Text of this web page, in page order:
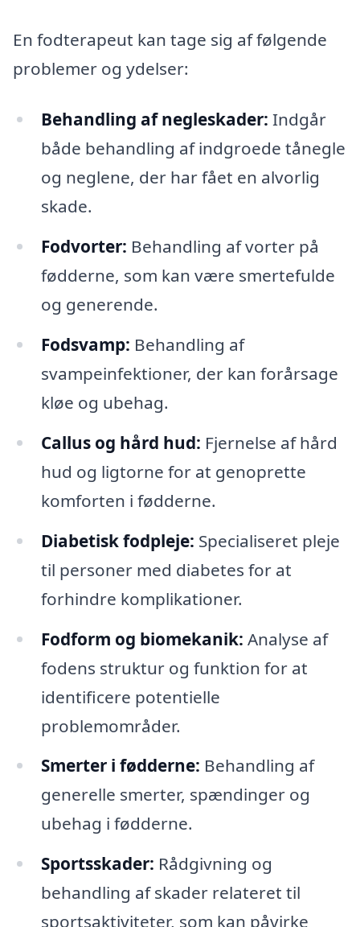
En fodterapeut kan tage sig af følgende
problemer og ydelser:
Behandling af negleskader: Indgår
både behandling af indgroede tånegle
og neglene, der har fået en alvorlig
skade.
Fodvorter: Behandling af vorter på
fødderne, som kan være smertefulde
og generende.
Fodsvamp: Behandling af
svampeinfektioner, der kan forårsage
kløe og ubehag.
Callus og hård hud: Fjernelse af hård
hud og ligtorne for at genoprette
komforten i fødderne.
Diabetisk fodpleje: Specialiseret pleje
til personer med diabetes for at
forhindre komplikationer.
Fodform og biomekanik: Analyse af
fodens struktur og funktion for at
identificere potentielle
problemområder.
Smerter i fødderne: Behandling af
generelle smerter, spændinger og
ubehag i fødderne.
Sportsskader: Rådgivning og
behandling af skader relateret til
sportsaktiviteter, som kan påvirke